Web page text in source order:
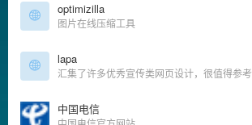
optimizilla
图片在线压缩工具
lapa
汇集了许多优秀宣传类网页设计，很值得参考
中国电信